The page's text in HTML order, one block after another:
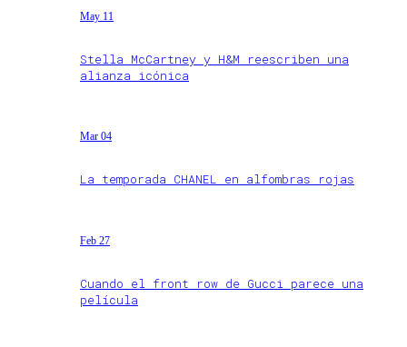
May 11
Stella McCartney y H&M reescriben una
alianza icónica
Mar 04
La temporada CHANEL en alfombras rojas
Feb 27
Cuando el front row de Gucci parece una
película